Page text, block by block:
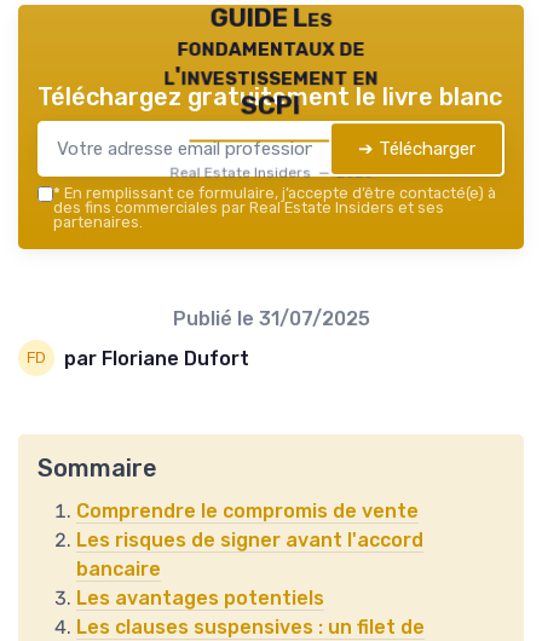
GUIDE Les
fondamentaux de
l'investissement en
SCPI
Real Estate Insiders — 2026
Téléchargez gratuitement le livre blanc
➔ Télécharger
* En remplissant ce formulaire, j’accepte d’être contacté(e) à
des fins commerciales par Real Estate Insiders et ses
partenaires.
Publié le 31/07/2025
par Floriane Dufort
Sommaire
Comprendre le compromis de vente
Les risques de signer avant l'accord
bancaire
Les avantages potentiels
Les clauses suspensives : un filet de